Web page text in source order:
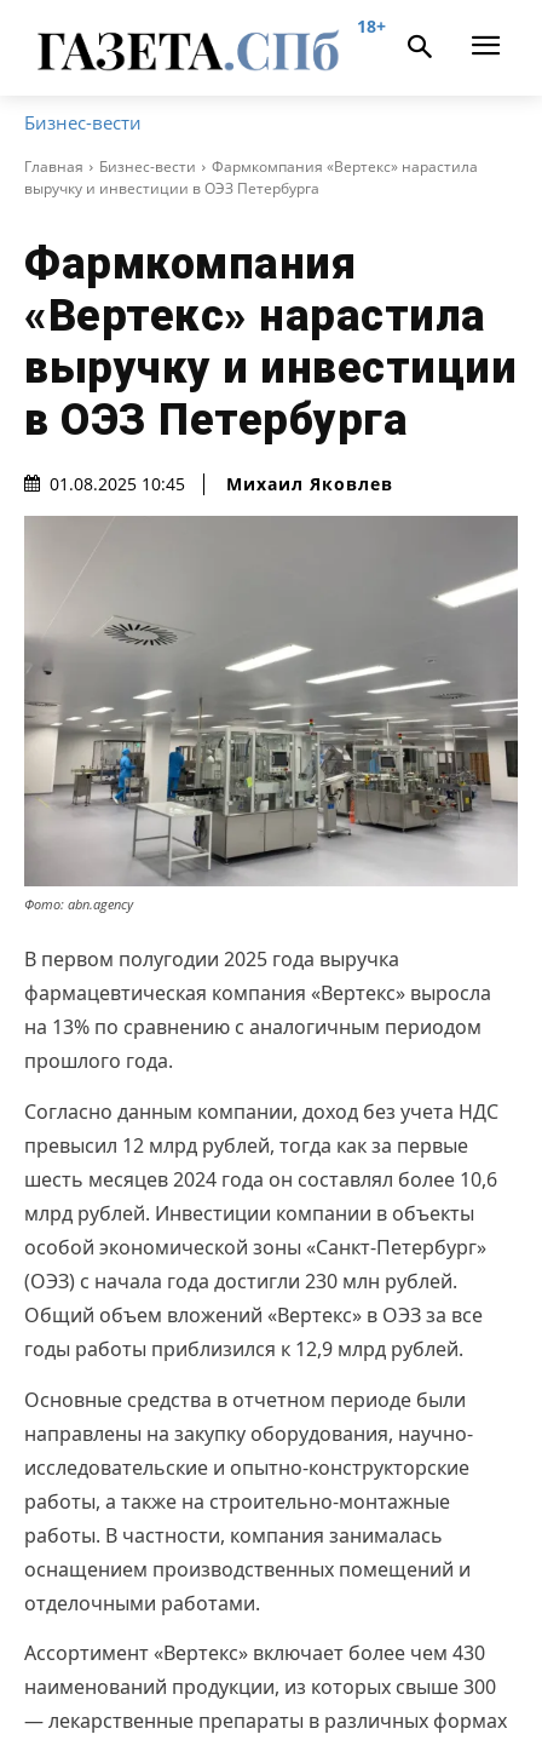
18+
Бизнес-вести
Главная Бизнес-вести
Фармкомпания «Вертекс» нарастила
выручку и инвестиции в ОЭЗ Петербурга
Фармкомпания
«Вертекс» нарастила
выручку и инвестиции
в ОЭЗ Петербурга
01.08.2025 10:45 Михаил Яковлев
Фото: abn.agency
В первом полугодии 2025 года выручка
фармацевтическая компания «Вертекс» выросла
на 13% по сравнению с аналогичным периодом
прошлого года.
Согласно данным компании, доход без учета НДС
превысил 12 млрд рублей, тогда как за первые
шесть месяцев 2024 года он составлял более 10,6
млрд рублей. Инвестиции компании в объекты
особой экономической зоны «Санкт-Петербург»
(ОЭЗ) с начала года достигли 230 млн рублей.
Общий объем вложений «Вертекс» в ОЭЗ за все
годы работы приблизился к 12,9 млрд рублей.
Основные средства в отчетном периоде были
направлены на закупку оборудования, научно-
исследовательские и опытно-конструкторские
работы, а также на строительно-монтажные
работы. В частности, компания занималась
оснащением производственных помещений и
отделочными работами.
Ассортимент «Вертекс» включает более чем 430
наименований продукции, из которых свыше 300
— лекарственные препараты в различных формах